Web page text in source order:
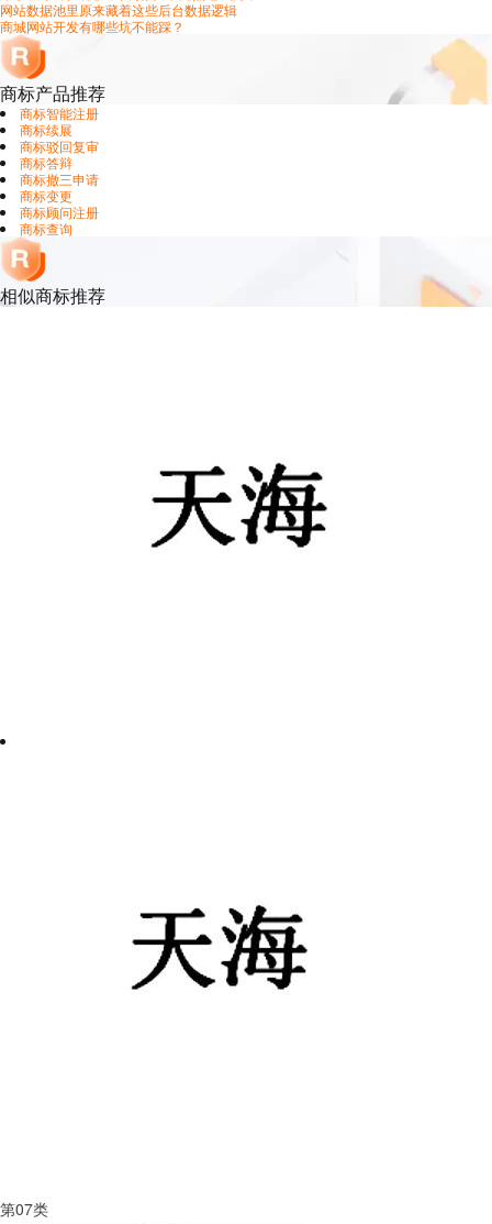
网站数据池里原来藏着这些后台数据逻辑
商城网站开发有哪些坑不能踩？
商标产品推荐
商标智能注册
商标续展
商标驳回复审
商标答辩
商标撤三申请
商标变更
商标顾问注册
商标查询
相似商标推荐
第07类